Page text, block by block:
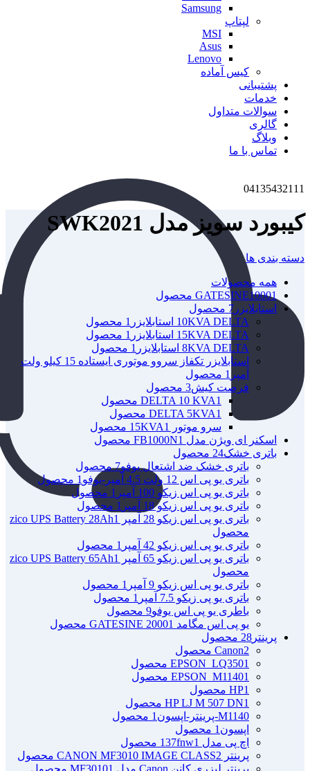
Samsung
لپتاپ
MSI
Asus
Lenovo
کیس آماده
پشتیبانی
خدمات
سوالات متداول
گالری
وبلاگ
تماس با ما
04135432111
کیبورد سویز مدل SWK2021
دسته بندی ها
همه محصولات
GATESINE10001 محصول
استابلایزر 7 محصول
10KVA DELTA استابلایزر
1 محصول
15KVA DELTA استابلایزر
1 محصول
8KVA DELTA استابلایزر
1 محصول
استابلایزر تکفاز سروو موتوری ایستاده 15 کیلو ولت
آمپر 1 محصول
فرصت کیش3 محصول
DELTA 10 KVA1 محصول
DELTA 5KVA1 محصول
سرو موتور 15KVA
1 محصول
اسکنر ای ویژن مدل FB1000N 1 محصول
باتری خشک24 محصول
باتری خشک ضد اشتعال یوفو7 محصول
باتری یو پی اس 12 ولت 4.5 آمپر-یوفو
1 محصول
باتری یو پی اس زیکو 100 آمپر
1 محصول
باتری یو پی اس زیکو 18 آمپر
1 محصول
باتری یو پی اس زیکو 28 آمپر zico UPS Battery 28Ah
1
محصول
باتری یو پی اس زیکو 42 آمپر
1 محصول
باتری یو پی اس زیکو 65 آمپر zico UPS Battery 65Ah
1
محصول
باتری یو پی اس زیکو 9 آمپر
1 محصول
باتری یو پی زیکو 7.5 آمپر
1 محصول
باطری یو پی اس یوفو9 محصول
یو پی اس مگامد GATESINE 2000 1 محصول
پرینتر 28 محصول
Canon2 محصول
EPSON_LQ3501 محصول
EPSON_M11401 محصول
HP1 محصول
HP LJ M 507 DN1 محصول
M1140-پرینتر-اپسون
1 محصول
اپسون 1 محصول
اچ پی مدل 137fnw 1 محصول
پرینتر CANON MF3010 IMAGE CLASS 2 محصول
پرینتر لیزری کانن Canon مدل MF3010
1 محصول